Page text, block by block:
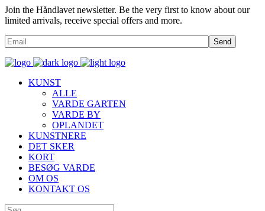
Join the Håndlavet newsletter. Be the very first to know about our
limited arrivals, receive special offers and more.
Send
KUNST
ALLE
VARDE GARTEN
VARDE BY
OPLANDET
KUNSTNERE
DET SKER
KORT
BESØG VARDE
OM OS
KONTAKT OS